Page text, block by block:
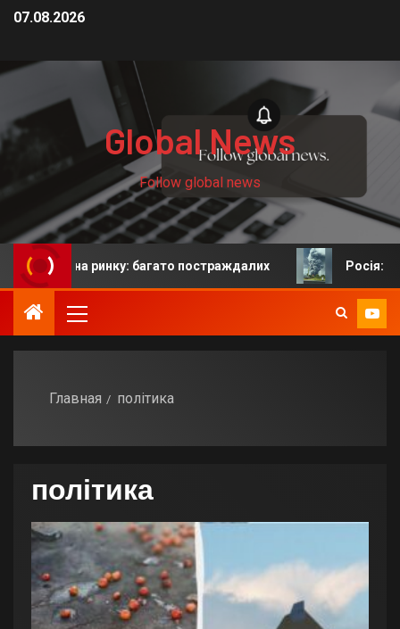
07.08.2026
Global News
Follow global news
ринку: багато постраждалих Росія: у
Главная політика
політика